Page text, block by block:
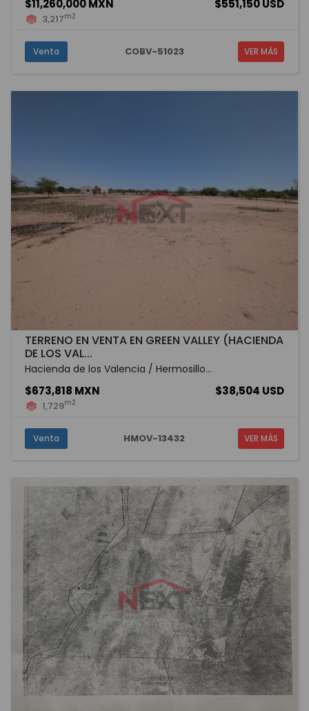
$11,260,000 MXN $551,150 USD
3,217m2
Venta COBV-51023 VER MÁS
TERRENO EN VENTA EN GREEN VALLEY (HACIENDA
DE LOS VAL...
Hacienda de los Valencia / Hermosillo...
$673,818 MXN $38,504 USD
1,729m2
Venta HMOV-13432 VER MÁS